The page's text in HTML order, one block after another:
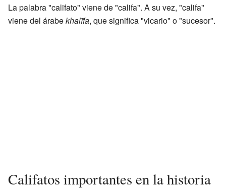
La palabra "califato" viene de "califa". A su vez, "califa"
viene del árabekhalīfa, que significa "vicario" o "sucesor".
Califatos importantes en la historia